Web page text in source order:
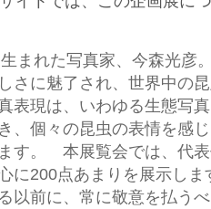
まれた写真家、今森光彦
さに魅了され、世界中の
表現は、いわゆる生態写
、個々の昆虫の表情を感
す。 本展覧会では、代
に200点あまりを展示し
以前に、常に敬意を払う